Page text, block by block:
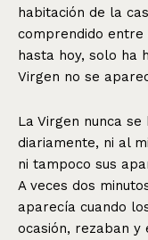
habitación de la
comprendido entre
hasta hoy, solo ha
Virgen no se
La Virgen nunca
diariamente, ni al
ni tampoco sus
A veces dos
aparecía cuando
ocasión, rezaban y